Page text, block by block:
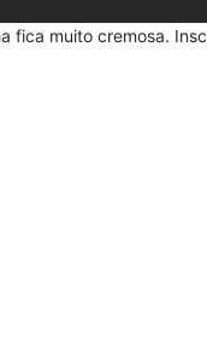
fica muito cremosa.